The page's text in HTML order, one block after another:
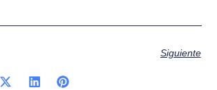
Siguiente